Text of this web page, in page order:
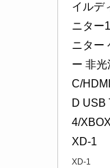
イルデ
ニター
ニター
ー 非
C/
D USB
4/
XD-1
XD-1